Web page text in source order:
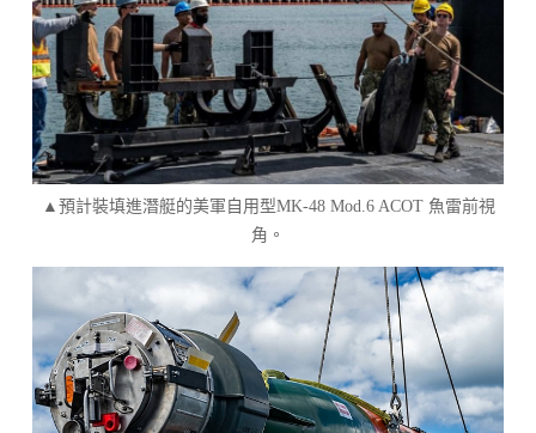
▲預計裝填進潛艇的美軍自用型MK-48 Mod.6 ACOT 魚雷前視
角。